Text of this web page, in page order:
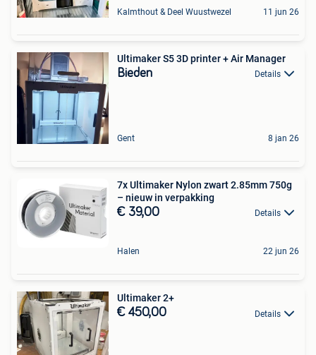
Kalmthout & Deel Wuustwezel 11 jun 26
Ultimaker S5 3D printer + Air Manager
Bieden Details
Gent 8 jan 26
7x Ultimaker Nylon zwart 2.85mm 750g
– nieuw in verpakking
€ 39,00 Details
Halen 22 jun 26
Ultimaker 2+
€ 450,00 Details